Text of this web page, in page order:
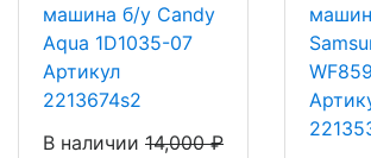
машина б/у Candy
Aqua 1D1035-07
Артикул
2213674s2
В наличии 14,000₽